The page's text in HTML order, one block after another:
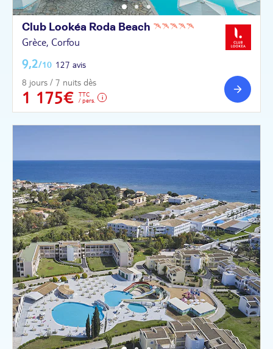
Club Lookéa Roda Beach
Grèce, Corfou
9,2/10 127 avis
8 jours / 7 nuits dès
1 175€
TTC
/ pers.